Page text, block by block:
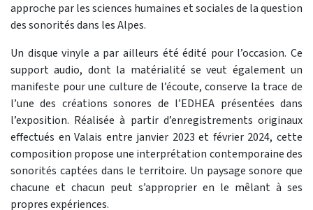
approche par les sciences humaines et sociales de la question
des sonorités dans les Alpes.
Un disque vinyle a par ailleurs été édité pour l’occasion. Ce
support audio, dont la matérialité se veut également un
manifeste pour une culture de l’écoute, conserve la trace de
l’une des créations sonores de l’EDHEA présentées dans
l’exposition. Réalisée à partir d’enregistrements originaux
effectués en Valais entre janvier 2023 et février 2024, cette
composition propose une interprétation contemporaine des
sonorités captées dans le territoire. Un paysage sonore que
chacune et chacun peut s’approprier en le mêlant à ses
propres expériences.